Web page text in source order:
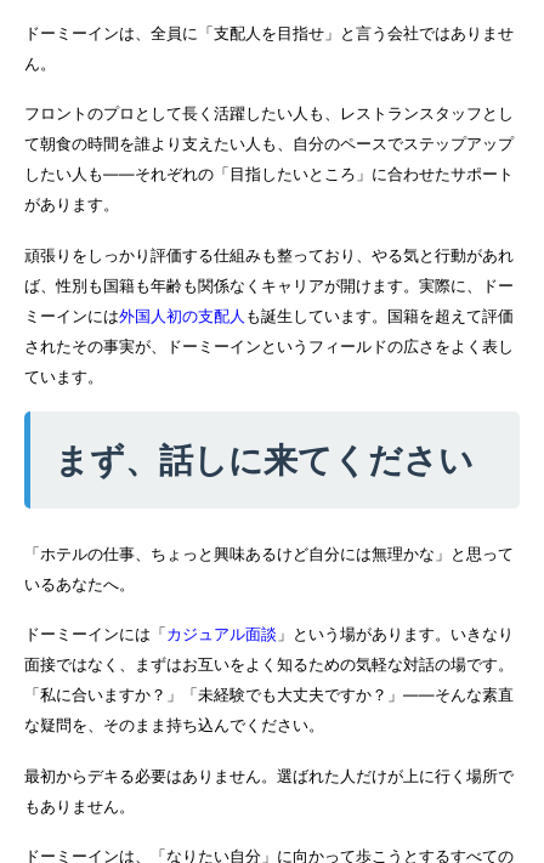
ドーミーインは、全員に「支配人を目指せ」と言う会社ではありませ
ん。
フロントのプロとして長く活躍したい人も、レストランスタッフとし
て朝食の時間を誰より支えたい人も、自分のペースでステップアップ
したい人も——それぞれの「目指したいところ」に合わせたサポート
があります。
頑張りをしっかり評価する仕組みも整っており、やる気と行動があれ
ば、性別も国籍も年齢も関係なくキャリアが開けます。実際に、ドー
ミーインには外国人初の支配人 も誕生しています。国籍を超えて評価
されたその事実が、ドーミーインというフィールドの広さをよく表し
ています。
まず、話しに来てください
「ホテルの仕事、ちょっと興味あるけど自分には無理かな」と思って
いるあなたへ。
ドーミーインには「 カジュアル面談 」という場があります。いきなり
面接ではなく、まずはお互いをよく知るための気軽な対話の場です。
「私に合いますか？」「未経験でも大丈夫ですか？」——そんな素直
な疑問を、そのまま持ち込んでください。
最初からデキる必要はありません。選ばれた人だけが上に行く場所で
もありません。
ドーミーインは、「なりたい自分」に向かって歩こうとするすべての